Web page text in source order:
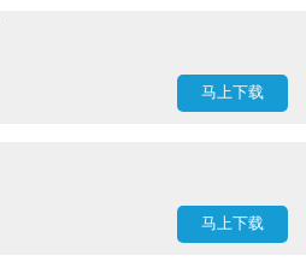
马上下载
马上下载